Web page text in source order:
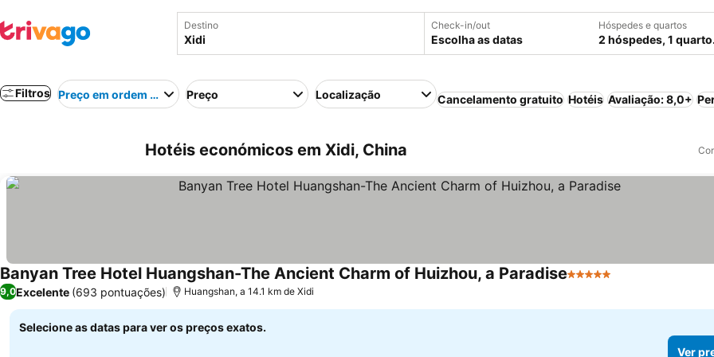
Destino Check-in/out
Escolha as datas
Hóspedes e quartos
2 hóspedes, 1 quarto.
Filtros Preço em ordem crescentePreço Localização Cancelamento gratuito Hotéis Avaliação: 8,0+
Hotéis económicos em Xidi, China
Banyan Tree Hotel Huangshan-The Ancient Charm of Huizhou, a Paradise5 Estrelas
9,0Excelente (693 pontuações) Huangshan, a 14.1 km de Xidi
Selecione as datas para ver os preços exatos.
Ver